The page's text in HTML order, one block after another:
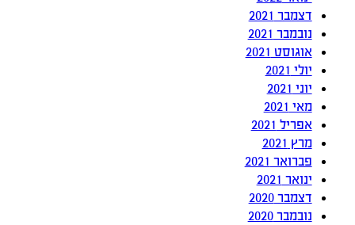
דצמבר 2021
נובמבר 2021
אוגוסט 2021
יולי 2021
יוני 2021
מאי 2021
אפריל 2021
מרץ 2021
פברואר 2021
ינואר 2021
דצמבר 2020
נובמבר 2020